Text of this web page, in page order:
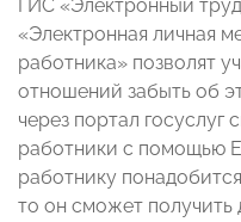
ГИС «Электронный
«Электронная личная
работника» позволят
отношений забыть об
через портал госуслуг
работники с помощью
работнику
то он сможет